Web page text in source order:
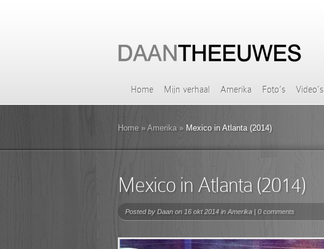
Home Mijn verhaal Amerika Foto’s Video’s
Home » Amerika » Mexico in Atlanta (2014)
Mexico in Atlanta (2014)
Posted by Daan on 16 okt 2014 in Amerika | 0 comments